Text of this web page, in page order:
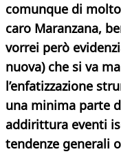
comunque di
caro Maranzana,
vorrei però
nuova) che si va
l’enfatizzazione
una minima parte
addirittura eventi
tendenze generali